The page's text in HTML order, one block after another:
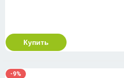
Купить
-9%